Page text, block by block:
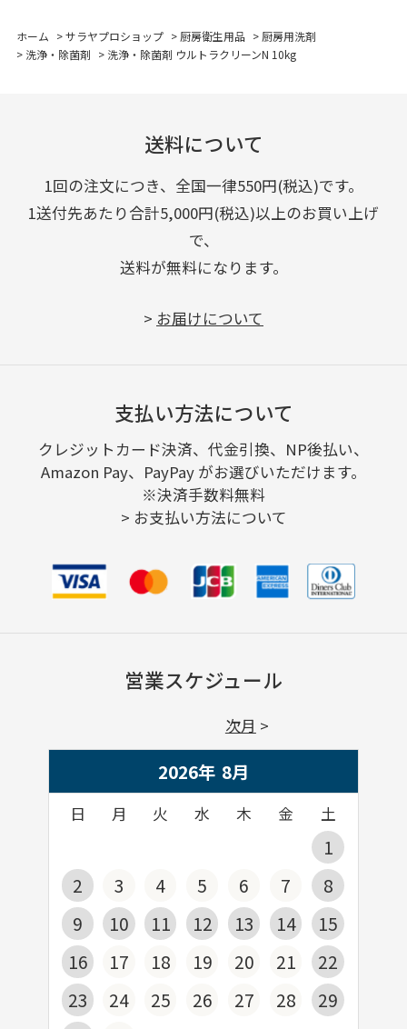
ホーム >サラヤプロショップ > 厨房衛生用品 > 厨房用洗剤
> 洗浄・除菌剤 > 洗浄・除菌剤 ウルトラクリーンN 10kg
送料について
1回の注文につき、全国一律550円(税込)です。
1送付先あたり合計5,000円(税込)以上のお買い上げ
で、
送料が無料になります。
> お届けについて
支払い方法について
クレジットカード決済、代金引換、NP後払い、
Amazon Pay、PayPay がお選びいただけます。
※決済手数料無料
> お支払い方法について
営業スケジュール
2026年 8月
日 月 火 水 木 金 土
1
2
3 4 5 6 7
8
9
10 11 12 13 14
15
16
17 18 19 20 21
22
23
24 25 26 27 28
29
次月